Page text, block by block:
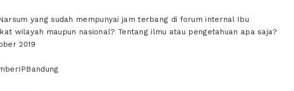
yang sudah mempunyai jam terbang di forum internal Ibu
wilayah maupun nasional? Tentang ilmu atau pengetahuan apa saja?
2019